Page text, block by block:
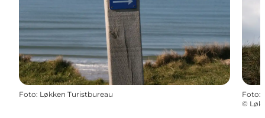
Foto: Løkken Turistbureau Foto:
©